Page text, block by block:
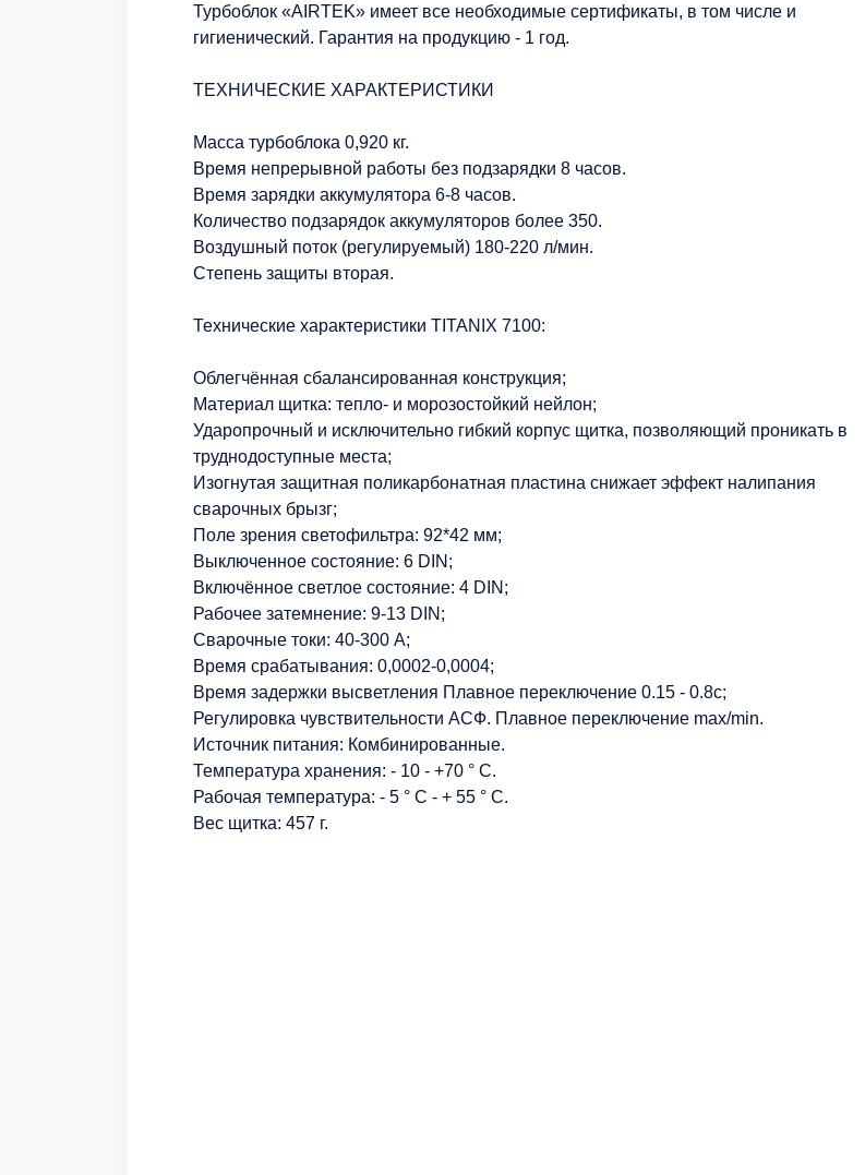
Турбоблок «AIRTEK» имеет все необходимые сертификаты, в том числе и
гигиенический. Гарантия на продукцию - 1 год.
ТЕХНИЧЕСКИЕ ХАРАКТЕРИСТИКИ
Масса турбоблока 0,920 кг.
Время непрерывной работы без подзарядки 8 часов.
Время зарядки аккумулятора 6-8 часов.
Количество подзарядок аккумуляторов более 350.
Воздушный поток (регулируемый) 180-220 л/мин.
Степень защиты вторая.
Технические характеристики TITANIX 7100:
Облегчённая сбалансированная конструкция;
Материал щитка: тепло- и морозостойкий нейлон;
Ударопрочный и исключительно гибкий корпус щитка, позволяющий проникать в
труднодоступные места;
Изогнутая защитная поликарбонатная пластина снижает эффект налипания
сварочных брызг;
Поле зрения светофильтра: 92*42 мм;
Выключенное состояние: 6 DIN;
Включённое светлое состояние: 4 DIN;
Рабочее затемнение: 9-13 DIN;
Сварочные токи: 40-300 А;
Время срабатывания: 0,0002-0,0004;
Время задержки высветления Плавное переключение 0.15 - 0.8с;
Регулировка чувствительности АСФ. Плавное переключение max/min.
Источник питания: Комбинированные.
Температура хранения: - 10 - +70 ° C.
Рабочая температура: - 5 ° C - + 55 ° C.
Вес щитка: 457 г.